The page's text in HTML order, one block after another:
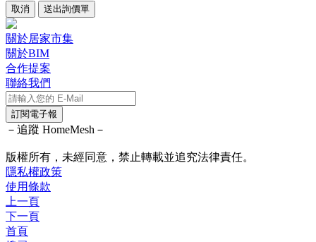
取消 送出詢價單
關於居家市集
關於BIM
合作提案
聯絡我們
訂閱電子報
－追蹤 HomeMesh－
版權所有，未經同意，禁止轉載並追究法律責任。
隱私權政策
使用條款
上一頁
下一頁
首頁